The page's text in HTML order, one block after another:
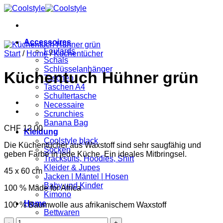
Zum
springen
Accessoires
Foulards
Schals
Schlüsselanhänger
Taschen
Taschen A4
Schultertasche
Necessaire
Scrunchies
Banana Bag
Kleidung
Coolstyle black
Socken
Tracksuits, Hoodies, Shirt
Kleider & Jupes
Jacken | Mäntel | Hosen
Baby und Kinder
Kimono
Home
Bettwaren
Start / Home / Küchentücher
Küchentuch Hühner grün
CHF 12.00
Die Küchentücher aus Waxstoff sind sehr saugfähig und
geben Farbe in jede Küche. Ein ideales Mitbringsel.
45 x 60 cm
100 % Made for Africa
100 % Baumwolle aus afrikanischem Waxstoff
Küchentuch